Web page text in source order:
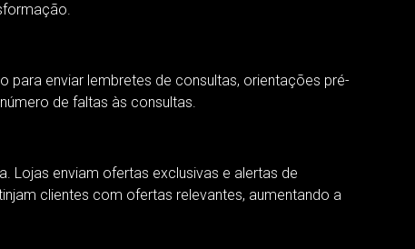
para enviar lembretes de consultas, orientações pré-
de faltas às consultas.
Lojas enviam ofertas exclusivas e alertas de
clientes com ofertas relevantes, aumentando a